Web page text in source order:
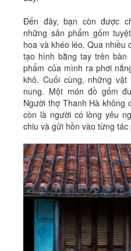
Đến đây, bạn còn được
những sản phẩm gốm
hoa và khéo léo. Qua nhiều
tạo hình bằng tay trên bàn
phẩm của mình ra phơi
khô. Cuối cùng, những
nung. Một món đồ gốm
Người thợ Thanh Hà không
còn là người có lòng yêu
chiu và gửi hồn vào từng tác